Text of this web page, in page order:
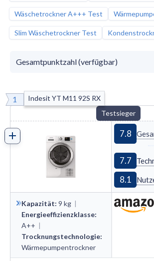
Wäschetrockner A+++ Test
Slim Wäschetrockner Test
1
Indesit YT M11 92S RX
Testsieger
7.8
7.7
8.1
Kapazität: 9 kg |
Energieeffizienzklasse:
A++ |
Trocknungstechnologie:
Wärmepumpen­trockner